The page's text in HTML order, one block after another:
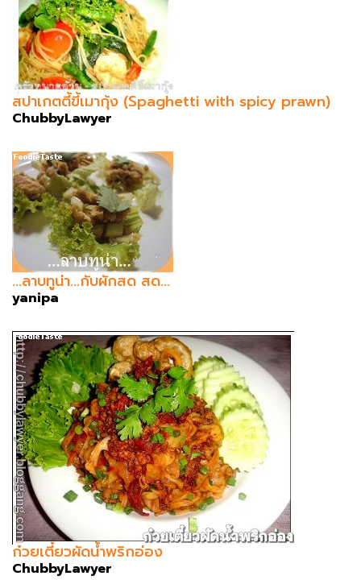
สปาเกตตี้ขี้เมากุ้ง (Spaghetti with spicy prawn)
ChubbyLawyer
...ลาบทูน่า...กับผักสด สด...
yanipa
ก๋วยเตี๋ยวผัดน้ำพริกอ่อง
ChubbyLawyer